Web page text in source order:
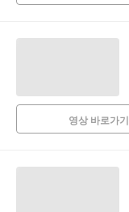
영상 바로가기